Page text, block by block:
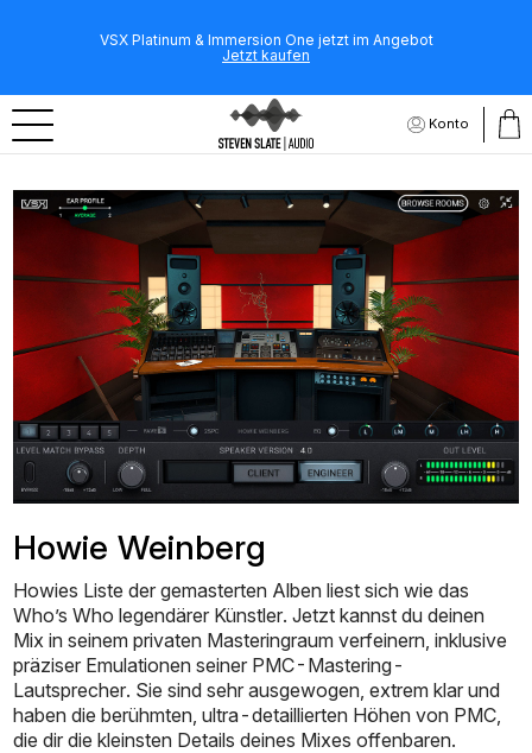
VSX Platinum & Immersion One jetzt im Angebot
Jetzt kaufen
Konto
Howie Weinberg
Howies Liste der gemasterten Alben liest sich wie das
Who’s Who legendärer Künstler. Jetzt kannst du deinen
Mix in seinem privaten Masteringraum verfeinern, inklusive
präziser Emulationen seiner PMC-Mastering-
Lautsprecher. Sie sind sehr ausgewogen, extrem klar und
haben die berühmten, ultra-detaillierten Höhen von PMC,
die dir die kleinsten Details deines Mixes offenbaren.